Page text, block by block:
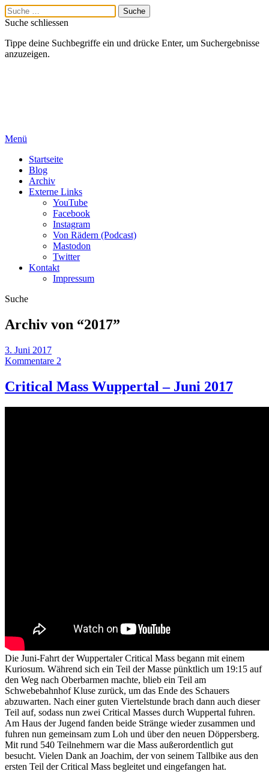
Suche schliessen
Tippe deine Suchbegriffe ein und drücke Enter, um Suchergebnisse
anzuzeigen.
Menü
Startseite
Blog
Archiv
Externe Links
YouTube
Facebook
Instagram
Von Rädern (Podcast)
Mastodon
Twitter
Kontakt
Impressum
Suche
Archiv von “2017”
3. Juni 2017
Kommentare 2
Critical Mass Wuppertal – Juni 2017
Die Juni-Fahrt der Wuppertaler Critical Mass begann mit einem
Kuriosum. Während sich ein Teil der Masse pünktlich um 19:15 auf
den Weg nach Oberbarmen machte, blieb ein Teil am
Schwebebahnhof Kluse zurück, um das Ende des Schauers
abzuwarten. Nach einer guten Viertelstunde brach dann auch dieser
Teil auf, sodass nun zwei Critical Masses durch Wuppertal fuhren.
Am Haus der Jugend fanden beide Stränge wieder zusammen und
fuhren nun gemeinsam zum Loh und über den neuen Döppersberg.
Mit rund 540 Teilnehmern war die Mass außerordentlich gut
besucht. Vielen Dank an Joachim, der von seinem Tallbike aus den
ersten Teil der Critical Mass begleitet und eingefangen hat.